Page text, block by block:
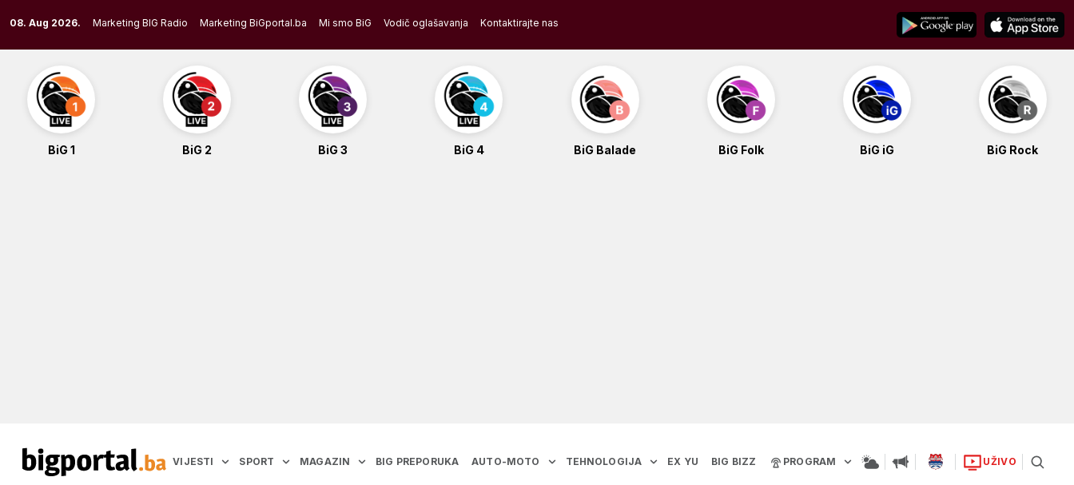
to
content
08. Aug 2026. Marketing BIG Radio Marketing BiGportal.ba Mi smo BiG Vodič oglašavanja Kontaktirajte nas
BiG 1 BiG 2 BiG 3 BiG 4 BiG Balade BiG Folk BiG iG BiG Rock
VIJESTI SPORT MAGAZIN BIG PREPORUKA AUTO-MOTO TEHNOLOGIJA EX YU BIG BIZZ PROGRAM UŽIVO